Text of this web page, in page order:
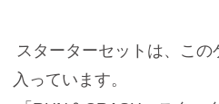
スターターセットは、こ
入っています。